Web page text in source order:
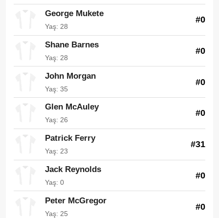
George Mukete
Yaş: 28
#0
Shane Barnes
Yaş: 28
#0
John Morgan
Yaş: 35
#0
Glen McAuley
Yaş: 26
#0
Patrick Ferry
Yaş: 23
#31
Jack Reynolds
Yaş: 0
#0
Peter McGregor
Yaş: 25
#0